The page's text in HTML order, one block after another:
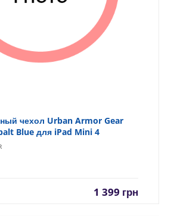
чехол Urban Armor Gear
Blue для iPad Mini 4
1 399 грн